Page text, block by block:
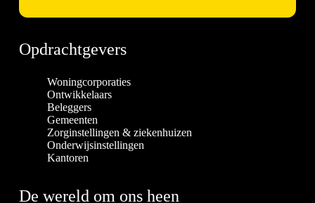
Opdrachtgevers
Woningcorporaties
Ontwikkelaars
Beleggers
Gemeenten
Zorginstellingen & ziekenhuizen
Onderwijsinstellingen
Kantoren
De wereld om ons heen